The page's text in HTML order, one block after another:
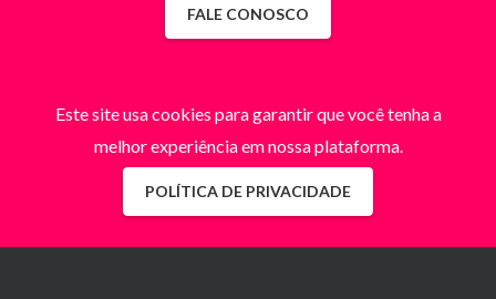
FALE CONOSCO
Este site usa cookies para garantir que você tenha a
melhor experiência em nossa plataforma.
POLÍTICA DE PRIVACIDADE